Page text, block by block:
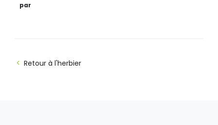
par
Retour à l'herbier